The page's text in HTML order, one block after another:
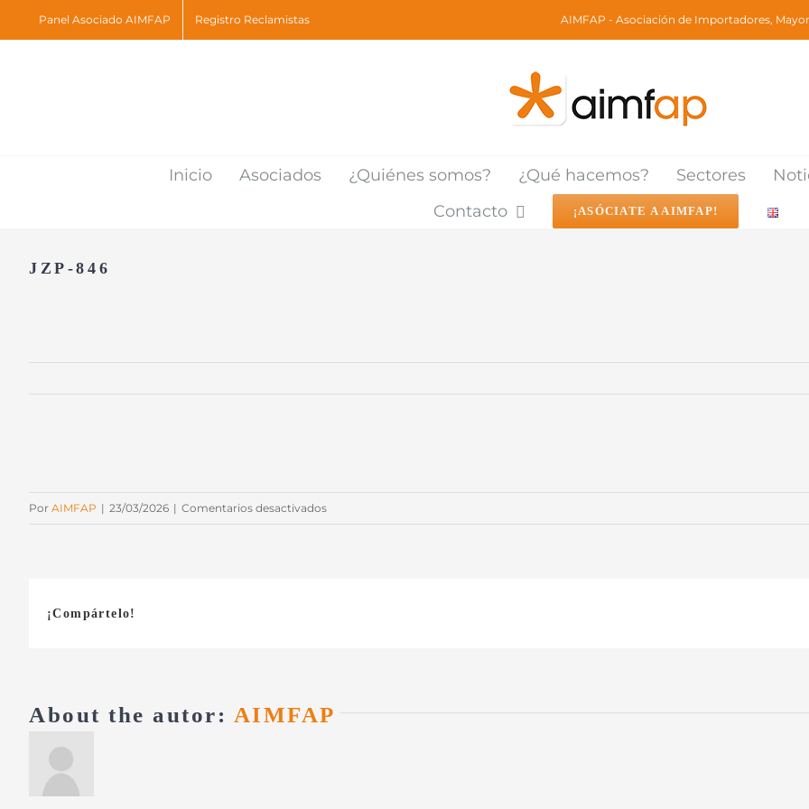
to
Panel Asociado AIMFAP Registro Reclamistas AIMFAP - Asociación de Importadores,
Inicio Asociados ¿Quiénes somos? ¿Qué hacemos? Sectores
Contacto
¡ASÓCIATE A AIMFAP!
JZP-846
Por AIMFAP | 23/03/2026 | Comentarios desactivadosen
¡Compártelo!
About the autor: AIMFAP